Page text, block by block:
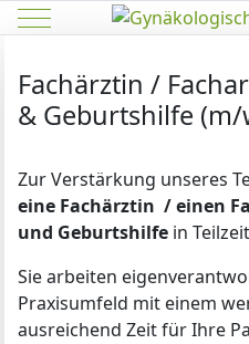
Mobile Menu Toggle
Fachärztin /
& Geburtshilfe (m/
Zur Verstärkung unseres
eine Fachärztin / einen
und Geburtshilfe in
Sie arbeiten
Praxisumfeld mit einem
ausreichend Zeit für Ihre